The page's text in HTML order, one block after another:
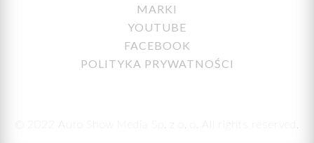
MARKI
YOUTUBE
FACEBOOK
POLITYKA PRYWATNOŚCI
© 2022 Auto Show Media Sp. z o. o. All rights reserved.